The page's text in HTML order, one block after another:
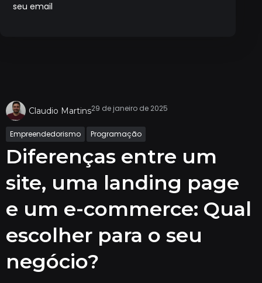
seu email
Claudio Martins29 de janeiro de 2025
Empreendedorismo Programação
Diferenças entre um
site, uma landing page
e um e-commerce: Qual
escolher para o seu
negócio?